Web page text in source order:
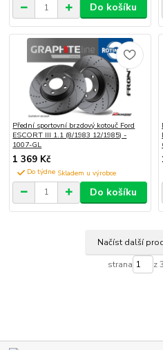
Do košíku
Přední sportovní brzdový kotouč Ford
ESCORT III 1.1 (8/1983 12/1985) -
1007-GL
1 369 Kč
Do týdne
Do košíku
Načíst další
strana z